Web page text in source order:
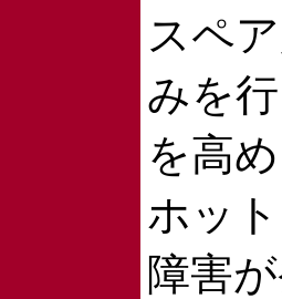
スペ
みを
を高
ホッ
障害